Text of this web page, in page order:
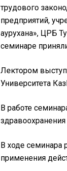
трудового
предприятий,
аурухана», ЦРБ
семинаре
Лектором
Университета
В работе
В ходе семинара
применения